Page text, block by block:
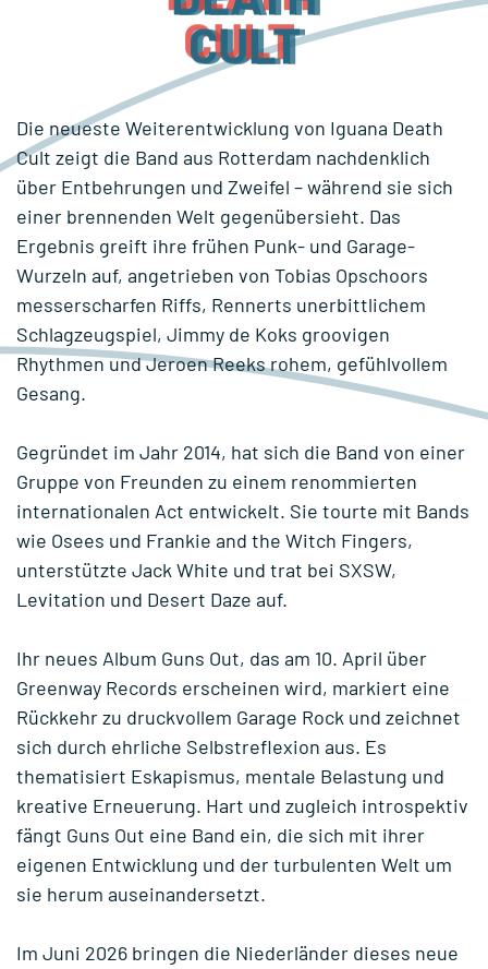
CULT
Die neueste Weiterentwicklung von Iguana Death
Cult zeigt die Band aus Rotterdam nachdenklich
über Entbehrungen und Zweifel – während sie sich
einer brennenden Welt gegenübersieht. Das
Ergebnis greift ihre frühen Punk- und Garage-
Wurzeln auf, angetrieben von Tobias Opschoors
messerscharfen Riffs, Rennerts unerbittlichem
Schlagzeugspiel, Jimmy de Koks groovigen
Rhythmen und Jeroen Reeks rohem, gefühlvollem
Gesang.
Gegründet im Jahr 2014, hat sich die Band von einer
Gruppe von Freunden zu einem renommierten
internationalen Act entwickelt. Sie tourte mit Bands
wie Osees und Frankie and the Witch Fingers,
unterstützte Jack White und trat bei SXSW,
Levitation und Desert Daze auf.
Ihr neues Album Guns Out, das am 10. April über
Greenway Records erscheinen wird, markiert eine
Rückkehr zu druckvollem Garage Rock und zeichnet
sich durch ehrliche Selbstreflexion aus. Es
thematisiert Eskapismus, mentale Belastung und
kreative Erneuerung. Hart und zugleich introspektiv
fängt Guns Out eine Band ein, die sich mit ihrer
eigenen Entwicklung und der turbulenten Welt um
sie herum auseinandersetzt.
Im Juni 2026 bringen die Niederländer dieses neue